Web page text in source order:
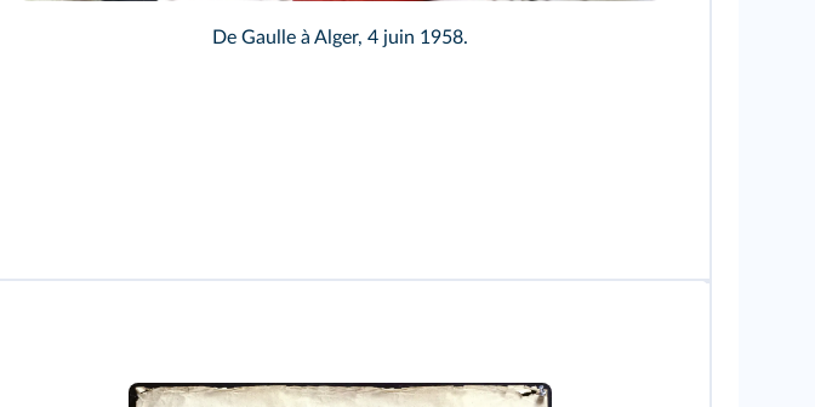
De Gaulle à Alger, 4 juin 1958.